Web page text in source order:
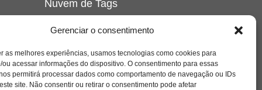
Gerenciar o consentimento
as melhores experiências, usamos tecnologias como cookies para
ou acessar informações do dispositivo. O consentimento para essas
permitirá processar dados como comportamento de navegação ou IDs
site. Não consentir ou retirar o consentimento pode afetar
Nuvem de Tags
crianca cuidado cultura depressao
educação família filme
freud infância insight jung liberdade livro